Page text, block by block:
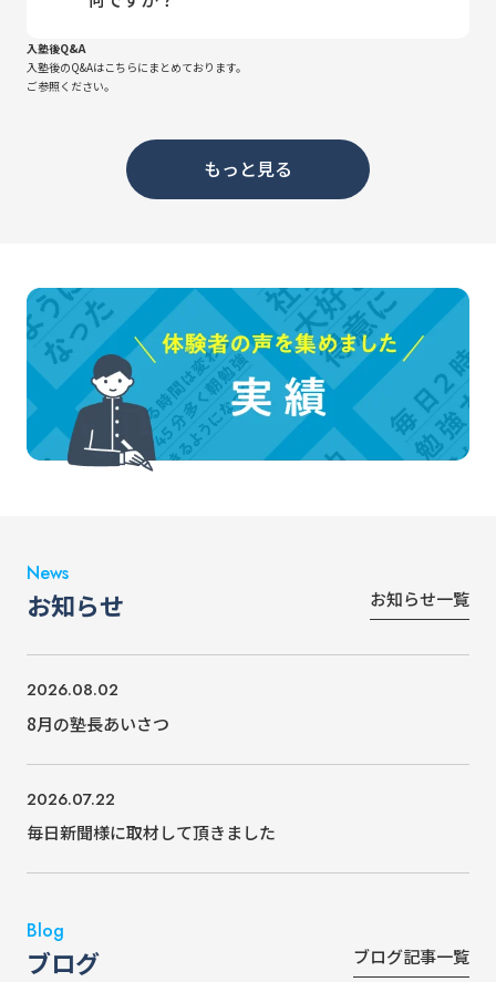
入塾後Q&A
入塾後のQ&Aはこちらにまとめております。
ご参照ください。
もっと見る
News
お知らせ
2026.08.02
8月の塾長あいさつ
2026.07.22
毎日新聞様に取材して頂きました
お知らせ一覧
Blog
ブログ ブログ記事一覧